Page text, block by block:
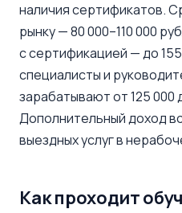
наличия сертификатов.
рынку — 80 000–110 000
с сертификацией — до
специалисты и
зарабатывают от 125 000
Дополнительный доход
выездных услуг в
Как проходит